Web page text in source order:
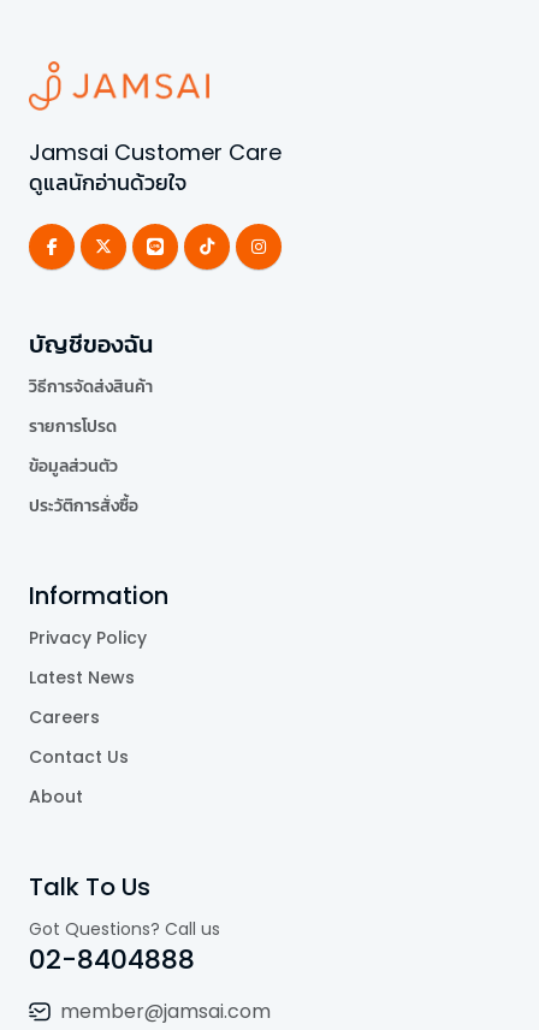
Jamsai Customer Care
ดูแลนักอ่านด้วยใจ
บัญชีของฉัน
วิธีการจัดส่งสินค้า
รายการโปรด
ข้อมูลส่วนตัว
ประวัติการสั่งซื้อ
Information
Privacy Policy
Latest News
Careers
Contact Us
About
Talk To Us
Got Questions? Call us
02-8404888
member@jamsai.com